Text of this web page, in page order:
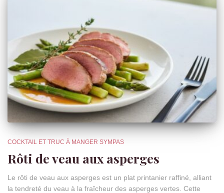
COCKTAIL ET TRUC À MANGER SYMPAS
Rôti de veau aux asperges
Le rôti de veau aux asperges est un plat printanier raffiné, alliant
la tendreté du veau à la fraîcheur des asperges vertes. Cette